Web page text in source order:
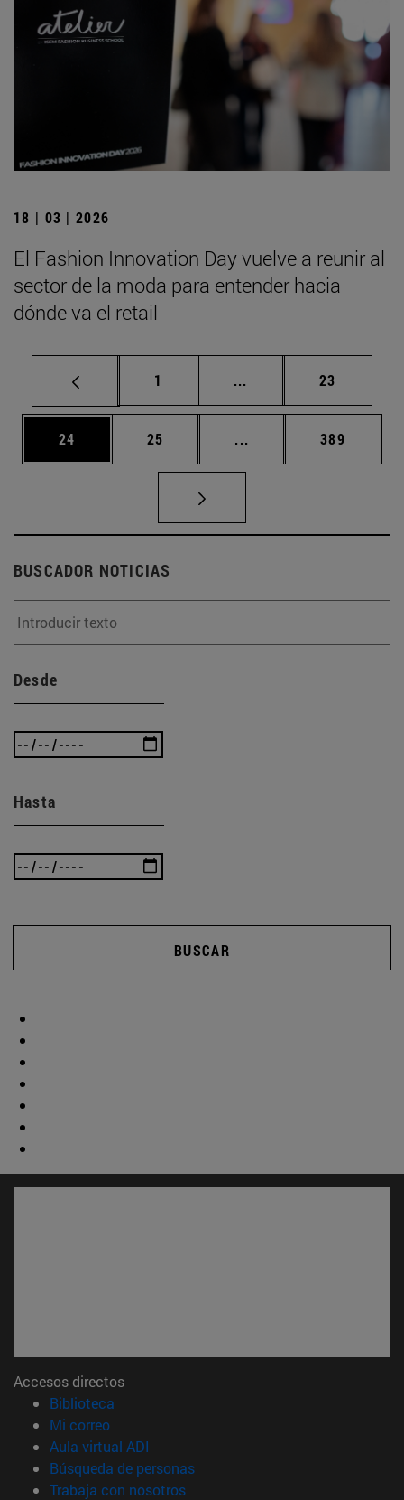
18 | 03 | 2026
El Fashion Innovation Day vuelve a reunir al
sector de la moda para entender hacia
dónde va el retail
Página
1 ... Páginas intermedias
Página
23
Página
24 Página
25 ... Páginas intermedias
Página
389
BUSCADOR NOTICIAS
Desde
Hasta
BUSCAR
Accesos directos
Biblioteca
Mi correo(abre en nueva ventana)
Aula virtual ADI
Búsqueda de personas(abre en nueva ventana)
Trabaja con nosotros(abre en nueva ventana)